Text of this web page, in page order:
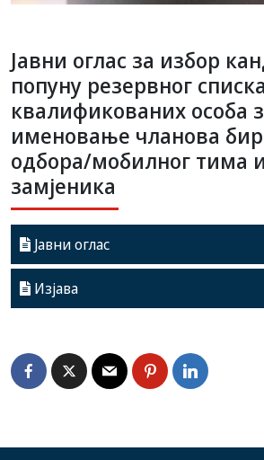
Јавни оглас за избор
попуну резервног списка
квалификованих особа
именовање чланова
одбора/мобилног тима
замјеника
Јавни оглас
Изјава